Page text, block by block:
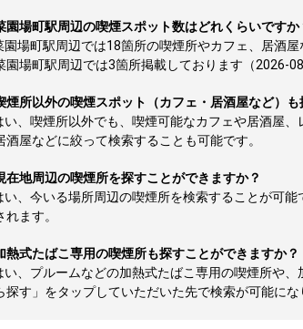
園場町駅周辺の喫煙スポット数はどれくらいですか
園場町駅周辺では18箇所の喫煙所やカフェ、居酒
園場町駅周辺では3箇所掲載しております（2026-
煙所以外の喫煙スポット（カフェ・居酒屋など）
い、喫煙所以外でも、喫煙可能なカフェや居酒屋
酒屋などに絞って検索することも可能です。
在地周辺の喫煙所を探すことができますか？
い、今いる場所周辺の喫煙所を検索することが可
れます。
熱式たばこ専用の喫煙所も探すことができますか？
い、プルームなどの加熱式たばこ専用の喫煙所や
探す」をタップしていただいた先で検索が可能にな